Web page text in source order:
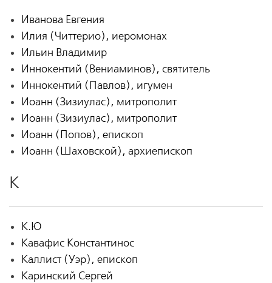
Иванова Евгения
Илия (Читтерио), иеромонах
Ильин Владимир
Иннокентий (Вениаминов), святитель
Иннокентий (Павлов), игумен
Иоанн (Зизиулас), митрополит
Иоанн (Зизиулас), митрополит
Иоанн (Попов), епископ
Иоанн (Шаховской), архиепископ
К
К.Ю
Кавафис Константинос
Каллист (Уэр), епископ
Каринский Сергей